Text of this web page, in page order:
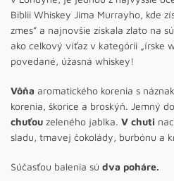
Biblii Whiskey Jima Murrayho, kde
zmes” a najnovšie získala zlato na
ako celkový víťaz v kategórii „írske
povedané, úžasná whiskey!
Vôňa aromatického korenia s
korenia, škorice a broskýň. Jemný
chuťou zeleného jablka. V chuti
sladu, tmavej čokolády, burbónu a
Súčasťou balenia sú dva poháre.